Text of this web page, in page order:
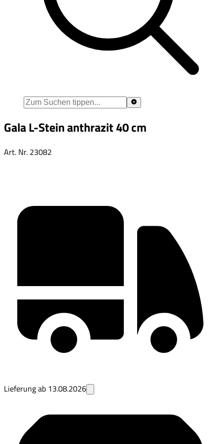
Gala L-Stein anthrazit 40 cm
Art. Nr. 23082
Lieferung ab 13.08.2026